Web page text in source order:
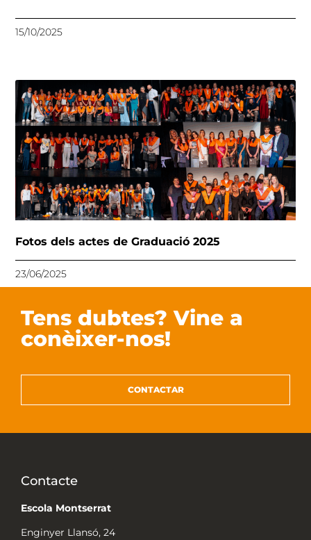
15/10/2025
Fotos dels actes de Graduació 2025
23/06/2025
Tens dubtes? Vine a
conèixer-nos!
CONTACTAR
Contacte
Escola Montserrat
Enginyer Llansó, 24